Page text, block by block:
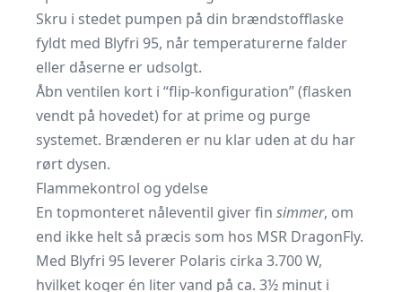
Skru i stedet pumpen på din brændstofflaske
fyldt med Blyfri 95, når temperaturerne falder
eller dåserne er udsolgt.
Åbn ventilen kort i “flip-konfiguration” (flasken
vendt på hovedet) for at prime og purge
systemet. Brænderen er nu klar uden at du har
rørt dysen.
Flammekontrol og ydelse
En topmonteret nåleventil giver fin simmer, om
end ikke helt så præcis som hos MSR DragonFly.
Med Blyfri 95 leverer Polaris cirka 3.700 W,
hvilket koger én liter vand på ca. 3½ minut i